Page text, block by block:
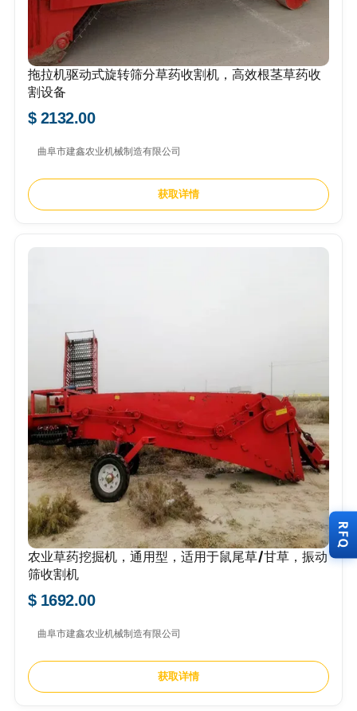
拖拉机驱动式旋转筛分草药收割机，高效根茎草药收
割设备
$ 2132.00
曲阜市建鑫农业机械制造有限公司
获取详情
农业草药挖掘机，通用型，适用于鼠尾草/甘草，振动
筛收割机
$ 1692.00
曲阜市建鑫农业机械制造有限公司
获取详情
RFQ